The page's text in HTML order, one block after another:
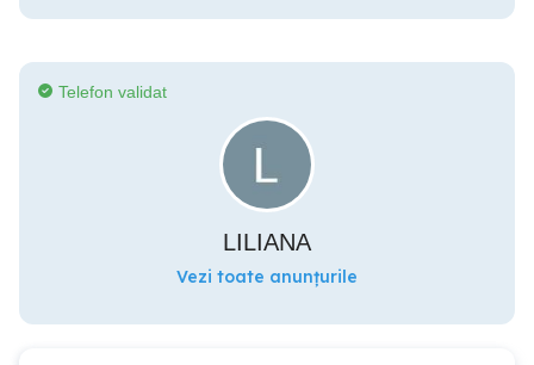
Telefon validat
LILIANA
Vezi toate anunțurile